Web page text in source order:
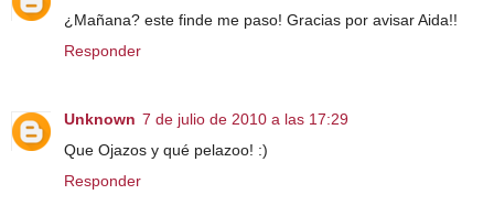
¿Mañana? este finde me paso! Gracias por avisar Aida!!
Responder
Unknown 7 de julio de 2010 a las 17:29
Que Ojazos y qué pelazoo! :)
Responder